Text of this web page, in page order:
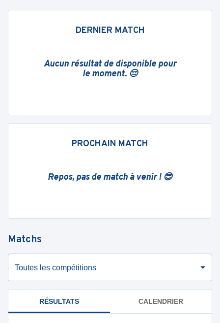
DERNIER MATCH
Aucun résultat de disponible pour
le moment. 😔
PROCHAIN MATCH
Repos, pas de match à venir ! 😎
Matchs
Toutes les compétitions
RÉSULTATS CALENDRIER